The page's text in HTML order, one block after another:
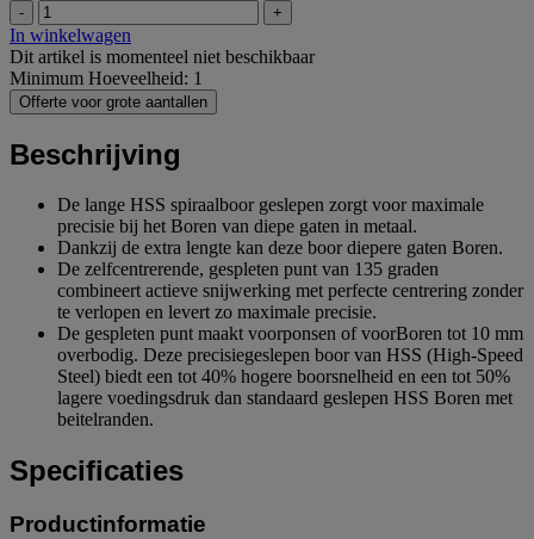
- +
In winkelwagen
Dit artikel is momenteel niet beschikbaar
Minimum Hoeveelheid: 1
Offerte voor grote aantallen
Beschrijving
De lange HSS spiraalboor geslepen zorgt voor maximale
precisie bij het Boren van diepe gaten in metaal.
Dankzij de extra lengte kan deze boor diepere gaten Boren.
De zelfcentrerende, gespleten punt van 135 graden
combineert actieve snijwerking met perfecte centrering zonder
te verlopen en levert zo maximale precisie.
De gespleten punt maakt voorponsen of voorBoren tot 10 mm
overbodig. Deze precisiegeslepen boor van HSS (High-Speed
Steel) biedt een tot 40% hogere boorsnelheid en een tot 50%
lagere voedingsdruk dan standaard geslepen HSS Boren met
beitelranden.
Specificaties
Productinformatie